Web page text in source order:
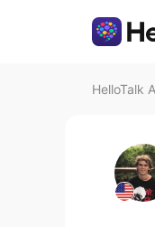
HelloTalk